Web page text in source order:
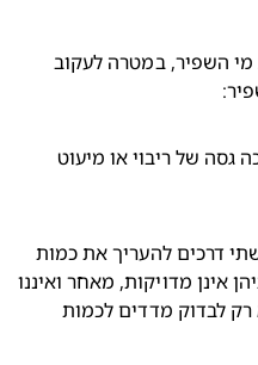
ישנן כמה דרכים להעריך את כמות מי השפיר, במטרה לעקוב
- להערכה גסה של ריבוי או מיעוט
- קיימות שתי דרכים להעריך את כמות
הנוזלים בבדיקת אולטרסאונד. שתיהן אינן מדויקות, מאחר ואיננו
יודעים למדוד את נפח המים, אלא רק לבדוק מדדים לכמות